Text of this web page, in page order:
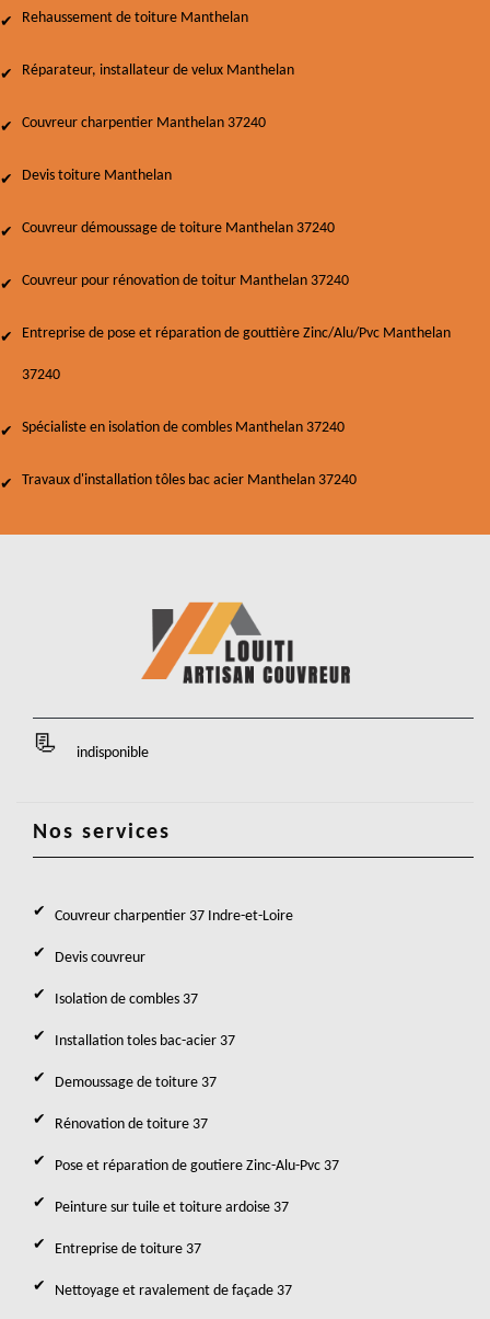
Rehaussement de toiture Manthelan
Réparateur, installateur de velux Manthelan
Couvreur charpentier Manthelan 37240
Devis toiture Manthelan
Couvreur démoussage de toiture Manthelan 37240
Couvreur pour rénovation de toitur Manthelan 37240
Entreprise de pose et réparation de gouttière Zinc/Alu/Pvc Manthelan
37240
Spécialiste en isolation de combles Manthelan 37240
Travaux d'installation tôles bac acier Manthelan 37240
indisponible
Nos services
Couvreur charpentier 37 Indre-et-Loire
Devis couvreur
Isolation de combles 37
Installation toles bac-acier 37
Demoussage de toiture 37
Rénovation de toiture 37
Pose et réparation de goutiere Zinc-Alu-Pvc 37
Peinture sur tuile et toiture ardoise 37
Entreprise de toiture 37
Nettoyage et ravalement de façade 37